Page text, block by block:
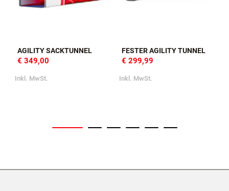
AGILITY SACKTUNNEL
€ 349,00
Inkl. MwSt.
FESTER AGILITY TUNNEL
€ 299,99
Inkl. MwSt.